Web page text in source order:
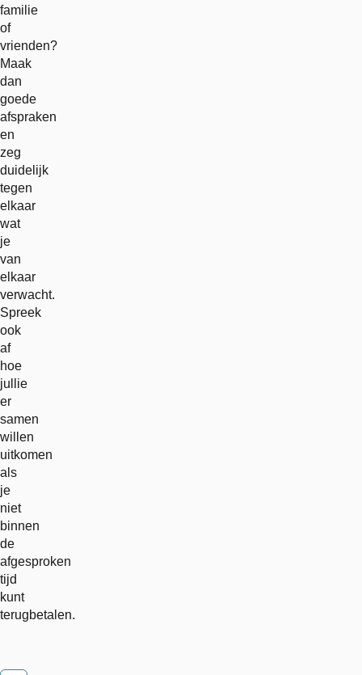
familie
of
vrienden?
Maak
dan
goede
afspraken
en
zeg
duidelijk
tegen
elkaar
wat
je
van
elkaar
verwacht.
Spreek
ook
af
hoe
jullie
er
samen
willen
uitkomen
als
je
niet
binnen
de
afgesproken
tijd
kunt
terugbetalen.